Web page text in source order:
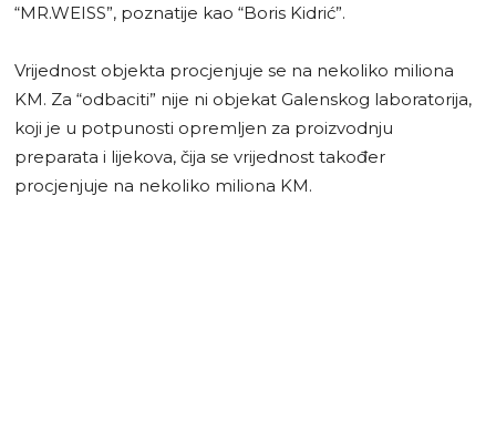
“MR.WEISS”, poznatije kao “Boris Kidrić”.
Vrijednost objekta procjenjuje se na nekoliko miliona
KM. Za “odbaciti” nije ni objekat Galenskog laboratorija,
koji je u potpunosti opremljen za proizvodnju
preparata i lijekova, čija se vrijednost također
procjenjuje na nekoliko miliona KM.